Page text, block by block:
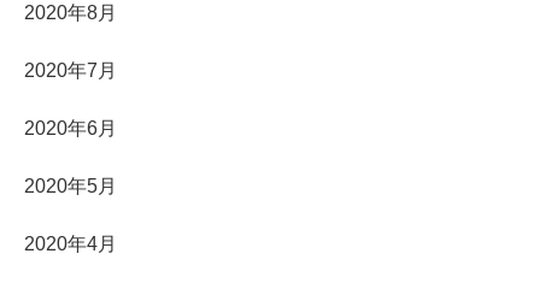
2020年8月
2020年7月
2020年6月
2020年5月
2020年4月